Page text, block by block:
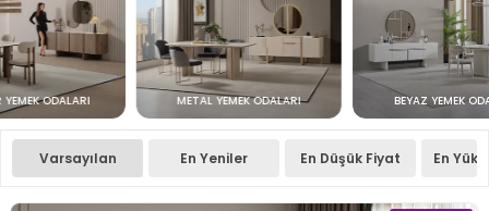
YEMEK ODALARI METAL YEMEK ODALARI BEYAZ YEMEK
Varsayılan En Yeniler En Düşük Fiyat En